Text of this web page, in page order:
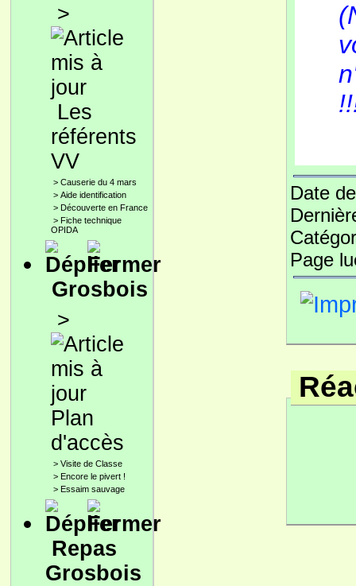
>
Les
référents
VV
> Causerie du 4 mars
> Aide identification
> Découverte en France
> Fiche technique
OPIDA
Grosbois
>
Plan
d'accès
> Visite de Classe
> Encore le pivert !
> Essaim sauvage
Repas
Grosbois
Date
Page